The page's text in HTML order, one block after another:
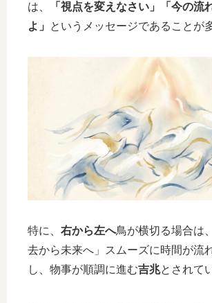
は、
「視点を変えなさい」「今の流
よ」
というメッセージであることが
特に、 右から左へ鳥が横切る場合は
去から未来へ」スムーズに時間が流
し、物事が順調に進む吉兆とされて